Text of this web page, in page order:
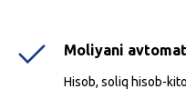
Moliyani
Hisob, soliq hisob-